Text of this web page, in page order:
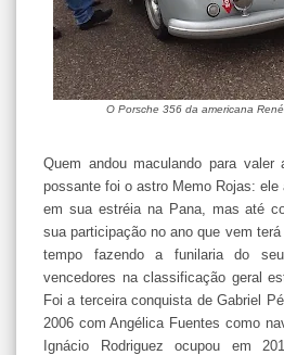
O Porsche 356 da americana
Quem andou maculando para valer
possante foi o astro Memo Rojas: ele
em sua estréia na Pana, mas até
sua participação no ano que vem
tempo fazendo a funilaria do
vencedores na classificação geral
Foi a terceira conquista de Gabriel
2006 com Angélica Fuentes como
Ignácio Rodriguez ocupou em